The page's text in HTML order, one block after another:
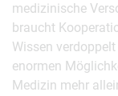
medizinische
braucht
Wissen
enormen
Medizin mehr